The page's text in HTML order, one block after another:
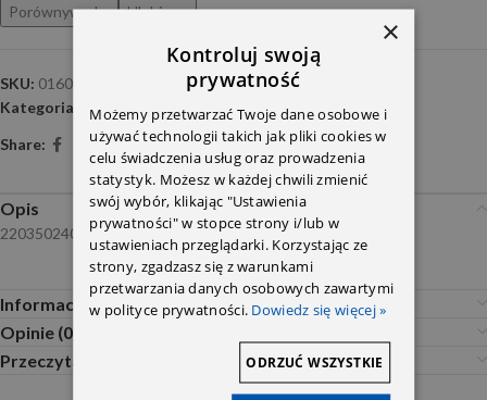
Porównywarka Ulubione
SKU: 0160350020
Kategoria:
Belki drązki i wahacze
Share:
Opis
2203502406
Informacje dodatkowe
Opinie (0)
Przeczytaj Przed Zakupem
×
Kontroluj swoją
prywatność
Możemy przetwarzać Twoje dane osobowe i
używać technologii takich jak pliki cookies w
celu świadczenia usług oraz prowadzenia
statystyk. Możesz w każdej chwili zmienić
swój wybór, klikając "Ustawienia
prywatności" w stopce strony i/lub w
ustawieniach przeglądarki. Korzystając ze
strony, zgadzasz się z warunkami
przetwarzania danych osobowych zawartymi
w polityce prywatności. Dowiedz się więcej »
ODRZUĆ WSZYSTKIE